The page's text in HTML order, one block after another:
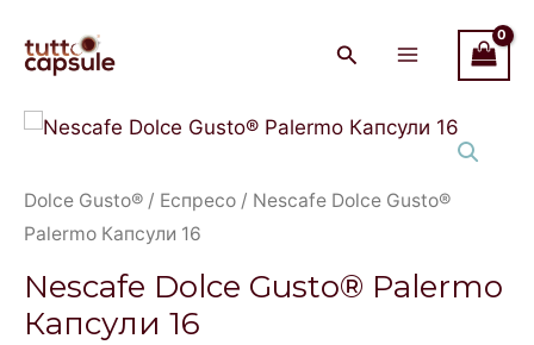
content
Main
Menu
Dolce Gusto® / Еспресо / Nescafе Dolce Gusto®
Palermo Капсули 16
Nescafе Dolce Gusto® Palermo
Капсули 16